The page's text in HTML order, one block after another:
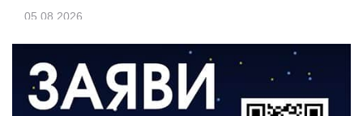
05.08.2026
КУЛЬТУРА
Афиша Зеленоградска
04.08.2026